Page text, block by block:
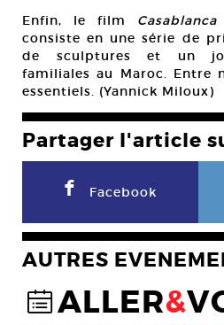
Enfin, le film Casablanca
consiste en une série de
de sculptures et un
familiales au Maroc. Entre
essentiels. (Yannick Miloux)
Partager l'article
F Facebook
AUTRES
@ALLER&